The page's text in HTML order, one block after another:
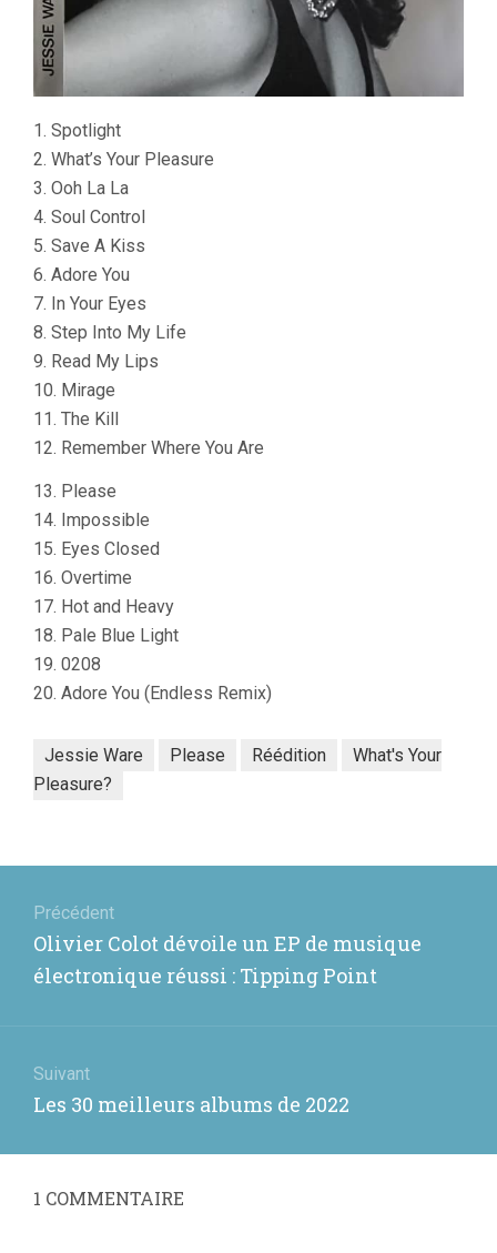
1. Spotlight
2. What’s Your Pleasure
3. Ooh La La
4. Soul Control
5. Save A Kiss
6. Adore You
7. In Your Eyes
8. Step Into My Life
9. Read My Lips
10. Mirage
11. The Kill
12. Remember Where You Are
13. Please
14. Impossible
15. Eyes Closed
16. Overtime
17. Hot and Heavy
18. Pale Blue Light
19. 0208
20. Adore You (Endless Remix)
Jessie Ware Please Réédition
What's Your
Pleasure?
de
l’article
Précédent
Article
précédent
Olivier Colot dévoile un EP de musique
électronique réussi : Tipping Point
Suivant
Article
:
Les 30 meilleurs albums de 2022
1 COMMENTAIRE